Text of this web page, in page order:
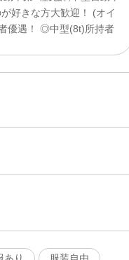
好きな方大歓迎！ (オイ
優遇！ ◎中型(8t)所持者
あり 服装自由